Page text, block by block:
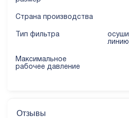
Страна производства
Тип фильтра
Mаксимальное
рабочее давление
Отзывы